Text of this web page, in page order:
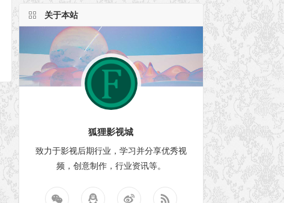
关于本站
狐狸影视城
致力于影视后期行业，学习并分享优秀视
频，创意制作，行业资讯等。